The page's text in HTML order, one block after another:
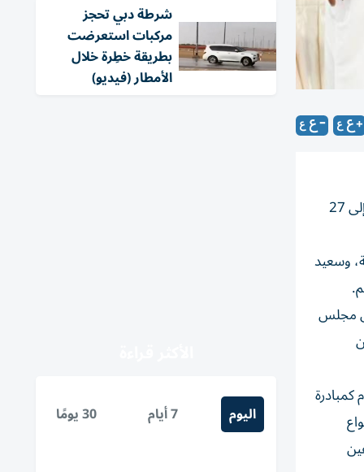
أعلنت غرفة تجارة وصناعة الشارقة، تفاصيل الدورة التاسعة من «مهرجان الذيد للرطب»، والذي ستنظم فعالياته في الفترة من 23 إلى 27
وسعيد
مجلس
كمبادرة
شرطة دبي تحجز
مركبات استعرضت
بطريقة خطِرة خلال
الأمطار (فيديو)
اليوم 7 أيام 30 يومًا